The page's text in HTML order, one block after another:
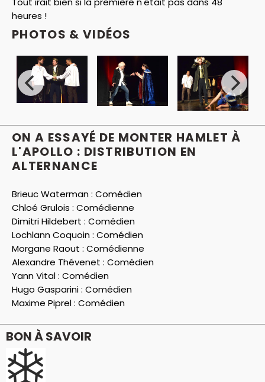
heures !
PHOTOS & VIDÉOS
ON A ESSAYÉ DE MONTER HAMLET À
L'APOLLO : DISTRIBUTION EN
ALTERNANCE
Brieuc Waterman : Comédien
Chloé Grulois : Comédienne
Dimitri Hildebert : Comédien
Lochlann Coquoin : Comédien
Morgane Raout : Comédienne
Alexandre Thévenet : Comédien
Yann Vital : Comédien
Hugo Gasparini : Comédien
Maxime Piprel : Comédien
BON À SAVOIR